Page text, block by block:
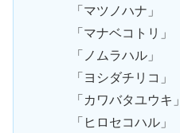
「マツノハナ」
「マナベコトリ」
「ノムラハル」
「ヨシダチリコ」
「カワバタユウキ」
「ヒロセコハル」